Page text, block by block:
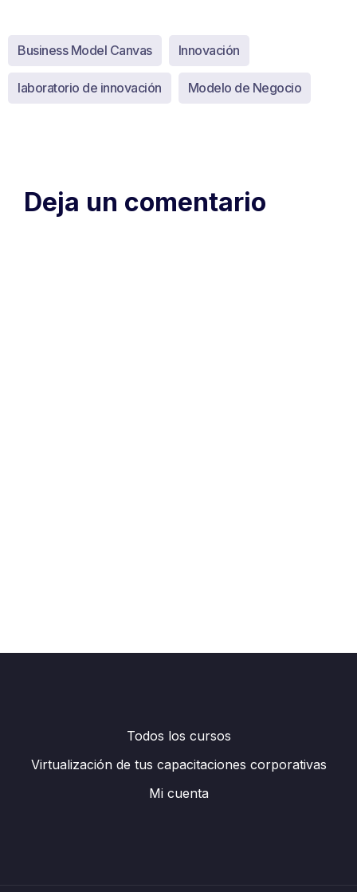
Business Model Canvas Innovación
laboratorio de innovación Modelo de Negocio
Deja un comentario
Todos los cursos
Virtualización de tus capacitaciones corporativas
Mi cuenta